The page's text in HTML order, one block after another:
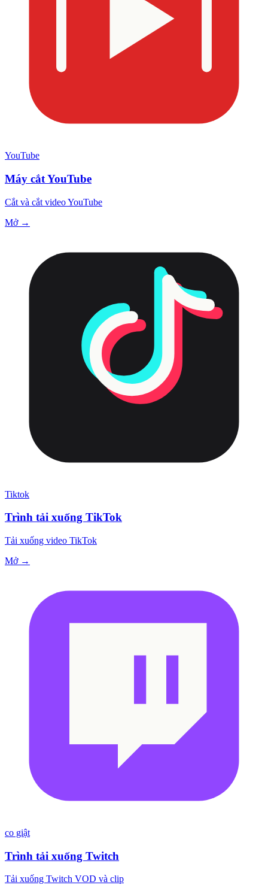
YouTube
Máy cắt YouTube
Cắt và cắt video YouTube
Mở →
Tiktok
Trình tải xuống TikTok
Tải xuống video TikTok
Mở →
co giật
Trình tải xuống Twitch
Tải xuống Twitch VOD và clip